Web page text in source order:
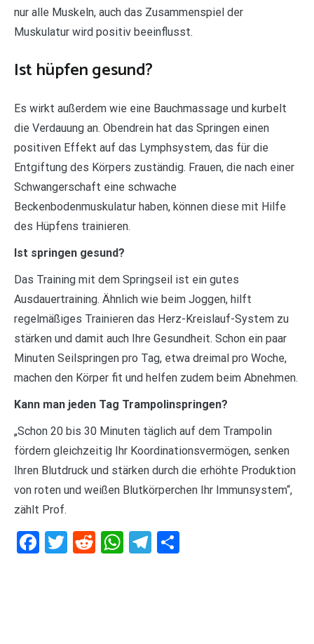
nur alle Muskeln, auch das Zusammenspiel der
Muskulatur wird positiv beeinflusst.
Ist hüpfen gesund?
Es wirkt außerdem wie eine Bauchmassage und kurbelt
die Verdauung an. Obendrein hat das Springen einen
positiven Effekt auf das Lymphsystem, das für die
Entgiftung des Körpers zuständig. Frauen, die nach einer
Schwangerschaft eine schwache
Beckenbodenmuskulatur haben, können diese mit Hilfe
des Hüpfens trainieren.
Ist springen gesund?
Das Training mit dem Springseil ist ein gutes
Ausdauertraining. Ähnlich wie beim Joggen, hilft
regelmäßiges Trainieren das Herz-Kreislauf-System zu
stärken und damit auch Ihre Gesundheit. Schon ein paar
Minuten Seilspringen pro Tag, etwa dreimal pro Woche,
machen den Körper fit und helfen zudem beim Abnehmen.
Kann man jeden Tag Trampolinspringen?
„Schon 20 bis 30 Minuten täglich auf dem Trampolin
fördern gleichzeitig Ihr Koordinationsvermögen, senken
Ihren Blutdruck und stärken durch die erhöhte Produktion
von roten und weißen Blutkörperchen Ihr Immunsystem“,
zählt Prof.
Facebook
Twitter
RedditWhatsApp
Telegram